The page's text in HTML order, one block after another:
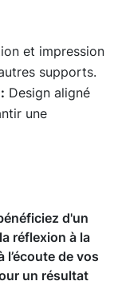
et impression
supports.
Design aligné
une
d'un
réflexion à la
de vos
un résultat